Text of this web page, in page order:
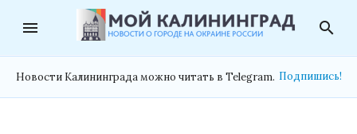
menu search
Новости Калининграда можно читать в Telegram. Подпишись!